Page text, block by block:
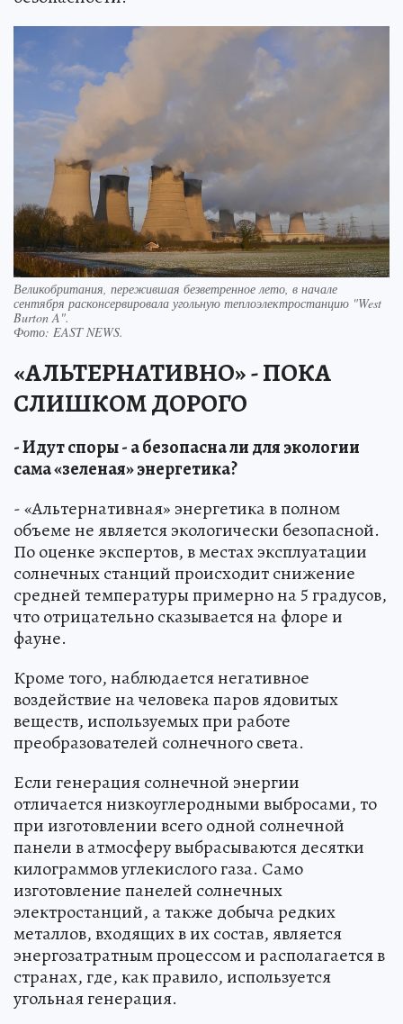
Великобритания, пережившая безветренное лето, в начале
сентября расконсервировала угольную теплоэлектростанцию "West
Burton A".
Фото: EAST NEWS.
«АЛЬТЕРНАТИВНО» - ПОКА
СЛИШКОМ ДОРОГО
- Идут споры - а безопасна ли для экологии
сама «зеленая» энергетика?
- «Альтернативная» энергетика в полном
объеме не является экологически безопасной.
По оценке экспертов, в местах эксплуатации
солнечных станций происходит снижение
средней температуры примерно на 5 градусов,
что отрицательно сказывается на флоре и
фауне.
Кроме того, наблюдается негативное
воздействие на человека паров ядовитых
веществ, используемых при работе
преобразователей солнечного света.
Если генерация солнечной энергии
отличается низкоуглеродными выбросами, то
при изготовлении всего одной солнечной
панели в атмосферу выбрасываются десятки
килограммов углекислого газа. Само
изготовление панелей солнечных
электростанций, а также добыча редких
металлов, входящих в их состав, является
энергозатратным процессом и располагается в
странах, где, как правило, используется
угольная генерация.